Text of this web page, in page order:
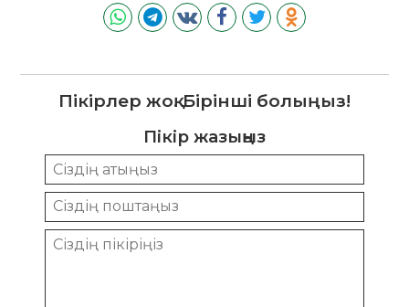
Пікірлер жоқ. Бірінші болыңыз!
Пікір жазыңыз